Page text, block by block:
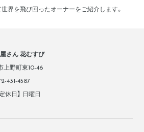
界を飛び回ったオーナーをご紹介します。
さん 花むすび
上野町東10-46
431-4587
休日】 日曜日